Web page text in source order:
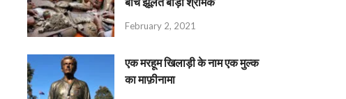
February 2, 2021
एक मरहूम खिलाड़ी के नाम एक मुल्क
का माफ़ीनामा